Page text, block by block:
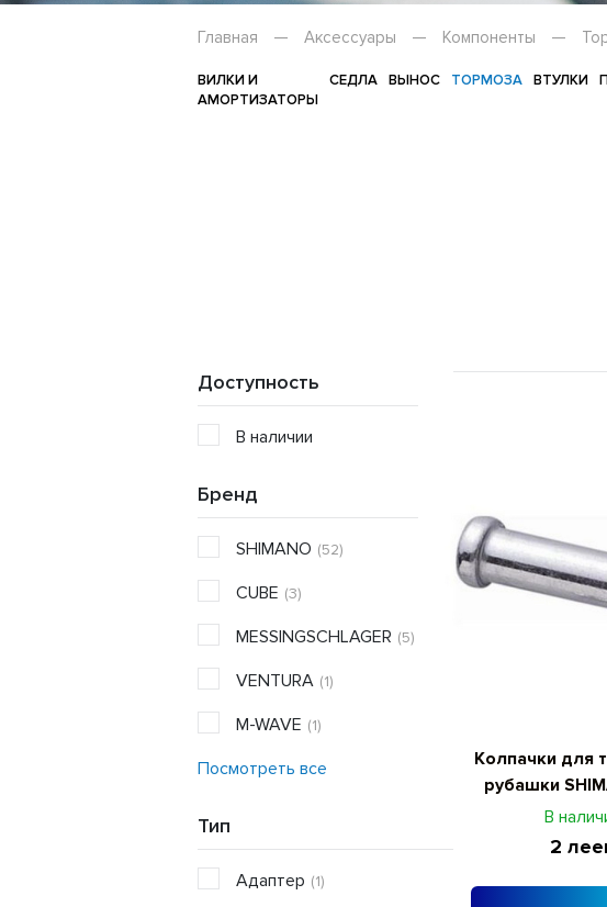
Главная — Аксессуары — Компоненты —
ВИЛКИ И
АМОРТИЗАТОРЫ
СЕДЛА ВЫНОС ТОРМОЗА ВТУЛКИ
Доступность
В наличии
Бренд
SHIMANO (52)
CUBE (3)
MESSINGSCHLAGER (5)
VENTURA (1)
M-WAVE (1)
Посмотреть все
Тип
Адаптер (1)
Колпачки для
рубашки
В
2